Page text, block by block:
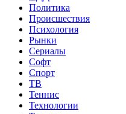
Политика
Происшествия
Психология
Рынки
Сериалы
Софт
Спорт
ТВ
Теннис
Технологии